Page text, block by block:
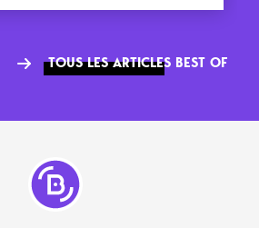
TOUS LES ARTICLES BEST OF